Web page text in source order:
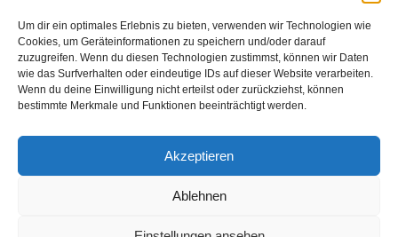
Um dir ein optimales Erlebnis zu bieten, verwenden wir Technologien wie
Cookies, um Geräteinformationen zu speichern und/oder darauf
zuzugreifen. Wenn du diesen Technologien zustimmst, können wir Daten
wie das Surfverhalten oder eindeutige IDs auf dieser Website verarbeiten.
Wenn du deine Einwilligung nicht erteilst oder zurückziehst, können
bestimmte Merkmale und Funktionen beeinträchtigt werden.
Akzeptieren
Ablehnen
Bohrshof
Bohrshof, Bohrhof, 54298 Welschbillig, Deutschland